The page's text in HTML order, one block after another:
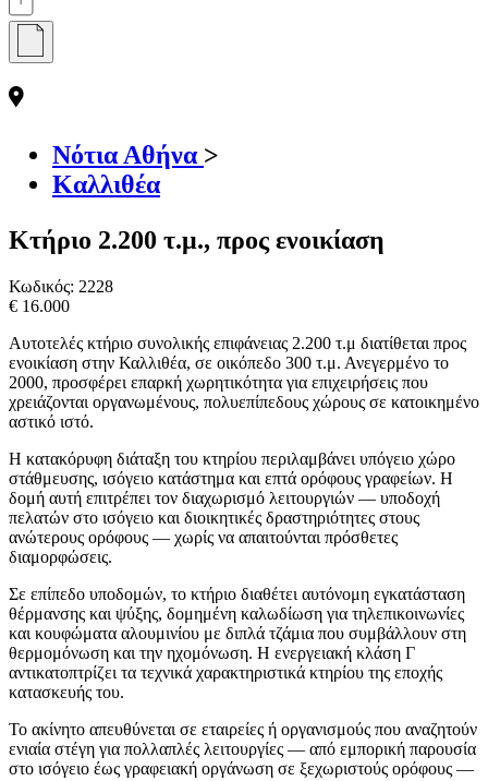
Νότια Αθήνα >
Καλλιθέα
Κτήριο 2.200 τ.μ., προς ενοικίαση
Κωδικός: 2228
€ 16.000
Αυτοτελές κτήριο συνολικής επιφάνειας 2.200 τ.μ διατίθεται προς
ενοικίαση στην Καλλιθέα, σε οικόπεδο 300 τ.μ. Ανεγερμένο το
2000, προσφέρει επαρκή χωρητικότητα για επιχειρήσεις που
χρειάζονται οργανωμένους, πολυεπίπεδους χώρους σε κατοικημένο
αστικό ιστό.
Η κατακόρυφη διάταξη του κτηρίου περιλαμβάνει υπόγειο χώρο
στάθμευσης, ισόγειο κατάστημα και επτά ορόφους γραφείων. Η
δομή αυτή επιτρέπει τον διαχωρισμό λειτουργιών — υποδοχή
πελατών στο ισόγειο και διοικητικές δραστηριότητες στους
ανώτερους ορόφους — χωρίς να απαιτούνται πρόσθετες
διαμορφώσεις.
Σε επίπεδο υποδομών, το κτήριο διαθέτει αυτόνομη εγκατάσταση
θέρμανσης και ψύξης, δομημένη καλωδίωση για τηλεπικοινωνίες
και κουφώματα αλουμινίου με διπλά τζάμια που συμβάλλουν στη
θερμομόνωση και την ηχομόνωση. Η ενεργειακή κλάση Γ
αντικατοπτρίζει τα τεχνικά χαρακτηριστικά κτηρίου της εποχής
κατασκευής του.
Το ακίνητο απευθύνεται σε εταιρείες ή οργανισμούς που αναζητούν
ενιαία στέγη για πολλαπλές λειτουργίες — από εμπορική παρουσία
στο ισόγειο έως γραφειακή οργάνωση σε ξεχωριστούς ορόφους —